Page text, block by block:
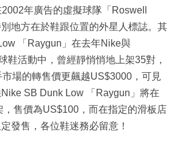
年廣告的虛擬球隊「Roswell
地方在於鞋跟位置的外星人標誌。其
「Raygun」在去年Nike與
鞋活動中，曾經靜悄悄地上架35對，
場的轉售價更飆越US$3000，可見
SB Dunk Low 「Raygun」將在
，售價為US$100，而在指定的滑板店
發售，各位鞋迷務必留意！